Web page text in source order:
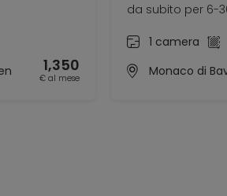
1,350
€ al mese
da subito per 6-
1 camera
Monaco di